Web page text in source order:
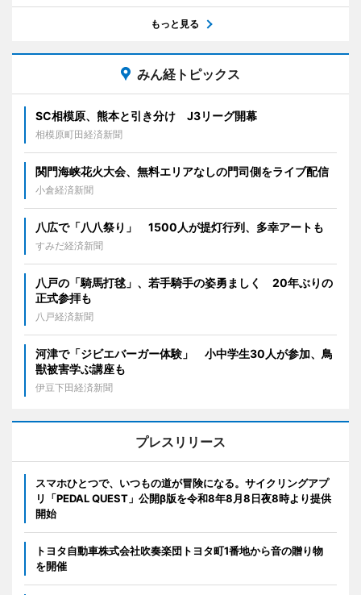
もっと見る
みん経トピックス
SC相模原、熊本と引き分け J3リーグ開幕
相模原町田経済新聞
関門海峡花火大会、無料エリアなしの門司側をライブ配信
小倉経済新聞
八広で「八八祭り」 1500人が提灯行列、多幸アートも
すみだ経済新聞
八戸の「騎馬打毬」、若手騎手の姿勇ましく 20年ぶりの
正式参拝も
八戸経済新聞
河津で「ジビエバーガー体験」 小中学生30人が参加、鳥
獣被害学ぶ講座も
伊豆下田経済新聞
プレスリリース
スマホひとつで、いつもの道が冒険になる。サイクリングアプ
リ「PEDAL QUEST」公開β版を令和8年8月8日夜8時より提供
開始
トヨタ自動車株式会社吹奏楽団トヨタ町1番地から音の贈り物
を開催